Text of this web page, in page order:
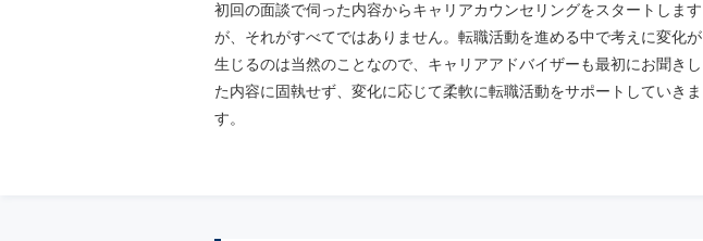
初回の面談で伺った内容からキャリアカウンセリングをスタートします
が、それがすべてではありません。転職活動を進める中で考えに変化が
生じるのは当然のことなので、キャリアアドバイザーも最初にお聞きし
た内容に固執せず、変化に応じて柔軟に転職活動をサポートしていきま
す。